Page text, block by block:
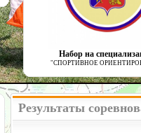
Набор на
"СПОРТИВНОЕ
Результаты